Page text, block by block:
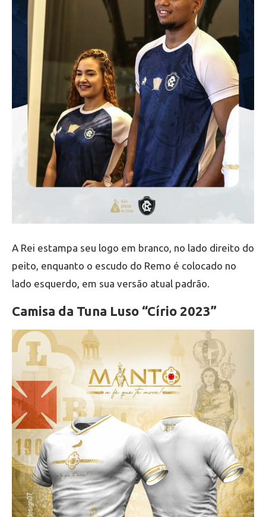
A Rei estampa seu logo em branco, no lado direito do
peito, enquanto o escudo do Remo é colocado no
lado esquerdo, em sua versão atual padrão.
Camisa da Tuna Luso “Círio 2023”